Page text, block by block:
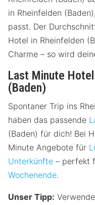
in Rheinfelden
passt. Der
Hotel in Rheinfelden
Charme – so wird
Last Minute
(Baden)
Spontaner Trip ins
haben das passende
(Baden) für dich! Bei
Minute Angebote für
Unterkünfte – perfekt
Wochenende.
Unser Tipp: